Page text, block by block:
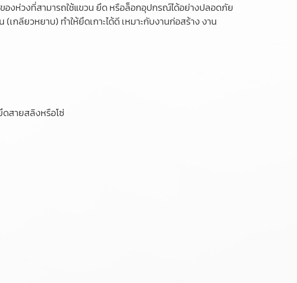
งห่วงที่สามารถใช้แขวน ยึด หรือล็อกอุปกรณ์ได้อย่างปลอดภัย
ลียวหยาบ) ทำให้ยึดเกาะได้ดี เหมาะกับงานก่อสร้าง งาน
ดสายสลิงหรือโซ่